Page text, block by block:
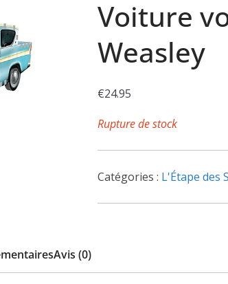
Voiture
Weasley
€24.95
Rupture de stock
Catégories : L'Étape des
Avis (0)